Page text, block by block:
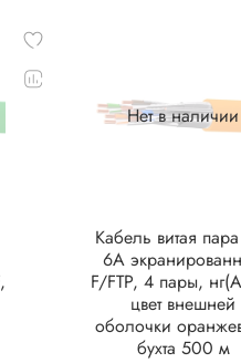
Нет в наличии
Кабель витая пара
6А
F/FTP, 4 пары,
цвет внешней
оболочки
бухта 500 м